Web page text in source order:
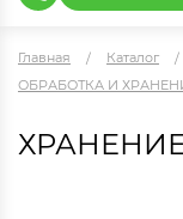
Главная Каталог
ОБРАБОТКА И